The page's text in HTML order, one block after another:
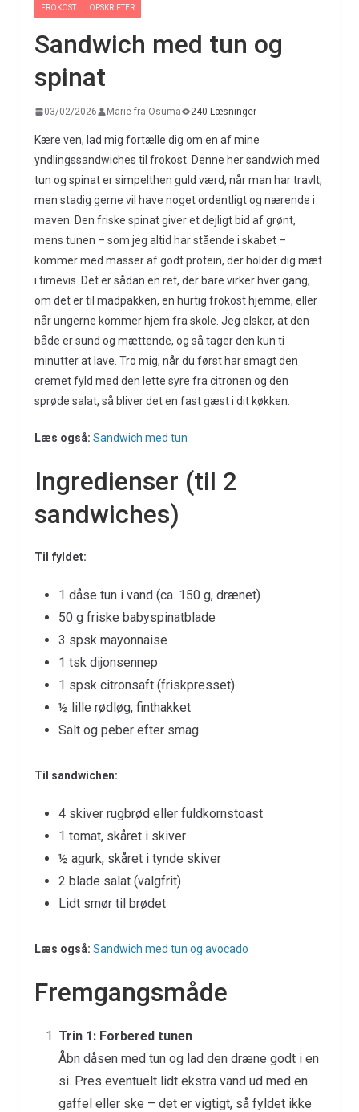
FROKOST OPSKRIFTER
Sandwich med tun og
spinat
03/02/2026 Marie fra Osuma 240 Læsninger
Kære ven, lad mig fortælle dig om en af mine
yndlingssandwiches til frokost. Denne her sandwich med
tun og spinat er simpelthen guld værd, når man har travlt,
men stadig gerne vil have noget ordentligt og nærende i
maven. Den friske spinat giver et dejligt bid af grønt,
mens tunen – som jeg altid har stående i skabet –
kommer med masser af godt protein, der holder dig mæt
i timevis. Det er sådan en ret, der bare virker hver gang,
om det er til madpakken, en hurtig frokost hjemme, eller
når ungerne kommer hjem fra skole. Jeg elsker, at den
både er sund og mættende, og så tager den kun ti
minutter at lave. Tro mig, når du først har smagt den
cremet fyld med den lette syre fra citronen og den
sprøde salat, så bliver det en fast gæst i dit køkken.
Læs også: Sandwich med tun
Ingredienser (til 2
sandwiches)
Til fyldet:
1 dåse tun i vand (ca. 150 g, drænet)
50 g friske babyspinatblade
3 spsk mayonnaise
1 tsk dijonsennep
1 spsk citronsaft (friskpresset)
½ lille rødløg, finthakket
Salt og peber efter smag
Til sandwichen:
4 skiver rugbrød eller fuldkornstoast
1 tomat, skåret i skiver
½ agurk, skåret i tynde skiver
2 blade salat (valgfrit)
Lidt smør til brødet
Læs også: Sandwich med tun og avocado
Fremgangsmåde
Trin 1: Forbered tunen
Åbn dåsen med tun og lad den dræne godt i en
si. Pres eventuelt lidt ekstra vand ud med en
gaffel eller ske – det er vigtigt, så fyldet ikke